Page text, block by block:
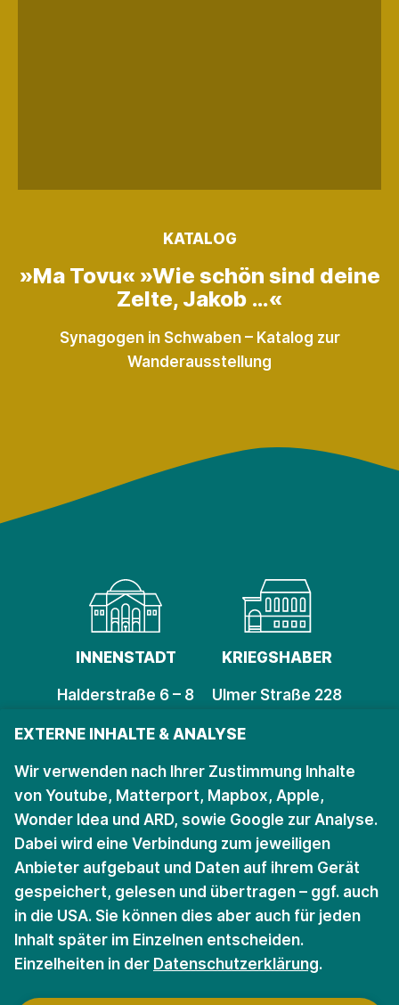
EXTERNE INHALTE & ANALYSE
Wir verwenden nach Ihrer Zustimmung Inhalte
von Youtube, Matterport, Mapbox, Apple,
Wonder Idea und ARD, sowie Google zur Analyse.
Dabei wird eine Verbindung zum jeweiligen
Anbieter aufgebaut und Daten auf ihrem Gerät
gespeichert, gelesen und übertragen – ggf. auch
in die USA. Sie können dies aber auch für jeden
Inhalt später im Einzelnen entscheiden.
Einzelheiten in der Datenschutzerklärung.
KATALOG
»Ma Tovu« »Wie schön sind deine
Zelte, Jakob …«
Synagogen in Schwaben – Katalog zur
Wanderausstellung
INNENSTADT
Halderstraße 6 – 8
KRIEGSHABER
Ulmer Straße 228
Bleiben Sie auf dem
Laufenden.
Für den Newsletter anmelden